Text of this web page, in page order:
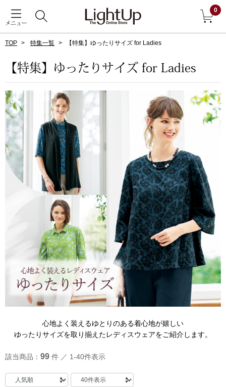
メニュー
0
すべて見る
ダーウェア
アクセサリー
アウター
ジャケット
コート
ブルゾン
その他
トップス
Tシャツ／カッ
ポロシャツ
トレーナー／
TOP 特集一覧 【特集】ゆったりサイズ for Ladies
【特集】ゆったりサイズ for Ladies
心地よく装えるゆとりのある着心地が嬉しい
ゆったりサイズを取り揃えたレディスウェアをご紹介します。
該当商品： 99 件 ／ 1-40件表示